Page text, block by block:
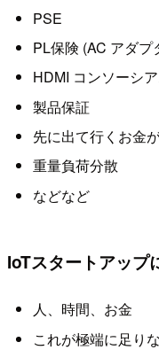
PSE
PL保険 (AC アダ
HDMI コンソーシ
製品保証
先に出て行くお金
重量負荷分散
などなど
IoTスタートアップ
人、時間、お金
これが極端に足り